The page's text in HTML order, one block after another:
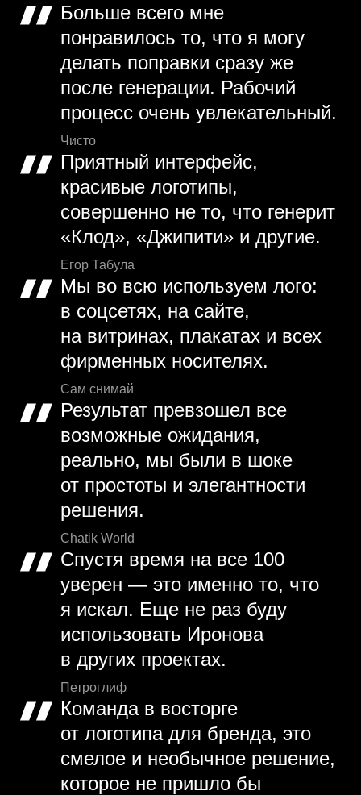
Больше всего мне
понравилось то, что я могу
делать поправки сразу же
после генерации. Рабочий
процесс очень увлекательный.
Чисто
Приятный интерфейс,
красивые логотипы,
совершенно не то, что генерит
«Клод», «Джипити» и другие.
Егор Табула
Мы во всю используем лого:
в соцсетях, на сайте,
на витринах, плакатах и всех
фирменных носителях.
Сам снимай
Результат превзошел все
возможные ожидания,
реально, мы были в шоке
от простоты и элегантности
решения.
Chatik World
Спустя время на все 100
уверен — это именно то, что
я искал. Еще не раз буду
использовать Иронова
в других проектах.
Петроглиф
Команда в восторге
от логотипа для бренда, это
смелое и необычное решение,
которое не пришло бы